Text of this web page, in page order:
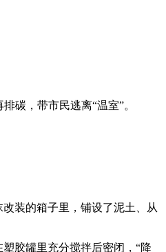
碳，带市民逃离“温室”。
装的箱子里，铺设了泥土、从
胶罐里充分搅拌后密闭，“降